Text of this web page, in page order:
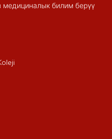
медициналык билим берүү